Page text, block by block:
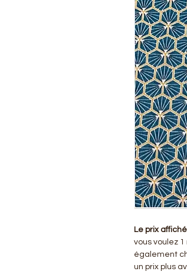
Le prix
vous voulez
également
un prix plus